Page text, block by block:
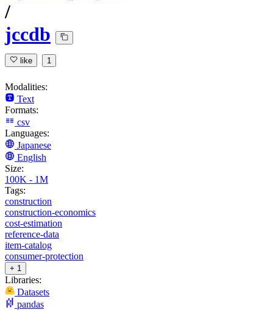
/
jccdb
like 1
Modalities:
Text
Formats:
csv
Languages:
Japanese
English
Size:
100K - 1M
Tags:
construction
construction-economics
cost-estimation
reference-data
item-catalog
consumer-protection
+ 1
Libraries:
Datasets
pandas